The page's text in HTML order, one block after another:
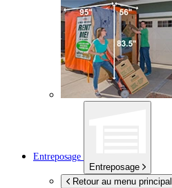
Entreposage
Entreposage
Retour au menu principal